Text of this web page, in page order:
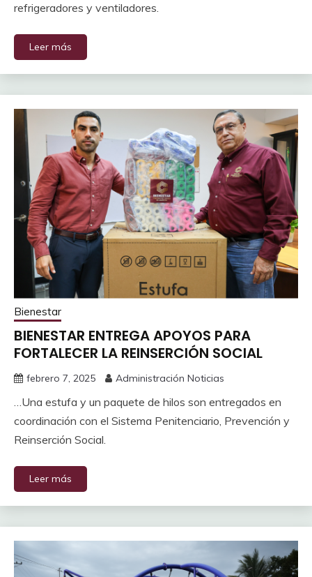
refrigeradores y ventiladores.
Leer más
Bienestar
BIENESTAR ENTREGA APOYOS PARA
FORTALECER LA REINSERCIÓN SOCIAL
febrero 7, 2025 Administración Noticias
…Una estufa y un paquete de hilos son entregados en
coordinación con el Sistema Penitenciario, Prevención y
Reinserción Social.
Leer más